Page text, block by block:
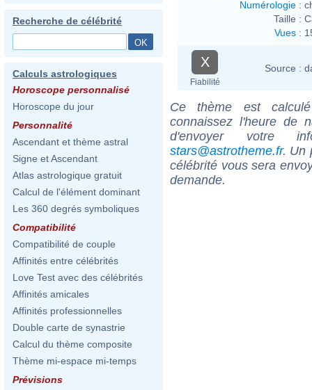
Recherche de célébrité
Calculs astrologiques
Horoscope personnalisé
Horoscope du jour
Personnalité
Ascendant et thème astral
Signe et Ascendant
Atlas astrologique gratuit
Calcul de l'élément dominant
Les 360 degrés symboliques
Compatibilité
Compatibilité de couple
Affinités entre célébrités
Love Test avec des célébrités
Affinités amicales
Affinités professionnelles
Double carte de synastrie
Calcul du thème composite
Thème mi-espace mi-temps
Prévisions
Numérologie :
Taille :
Vues :
X
Fiabilité
Source :
Ce thème est
connaissez l'heure de
d'envoyer votre
stars@astrotheme.fr. Un
célébrité vous sera
demande.